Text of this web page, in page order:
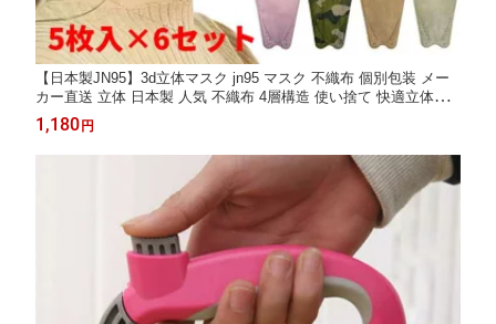
【日本製JN95】3d立体マスク jn95 マスク 不織布 個別包装 メー
カー直送 立体 日本製 人気 不織布 4層構造 使い捨て 快適立体マ
スク 口紅がつきにくい 息がしやすい 耳が痛くなりにくい 風邪 感
染症対策 花粉 飛沫軽減 ウイルス 10色 5枚入 個別包装【5枚x6袋
30枚】
1,180 円